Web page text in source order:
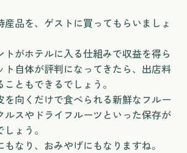
産品を、ゲストに買ってもらいましょ
トがホテルに入る仕組みで収益を得ら
ト自体が評判になってきたら、出店料
ともできるでしょう。
を向くだけで食べられる新鮮なフルー
ルスやドライフルーツといった保存が
ょう。
なり、おみやげにもなりますね。